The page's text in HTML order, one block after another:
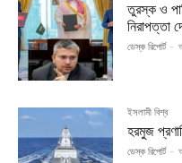
তুরস্ক ও
নিরাপত্তা
ডেস্ক রিপোর্ট -
ইসলামী বিশ্ব
হরমুজ
ডেস্ক রিপোর্ট -